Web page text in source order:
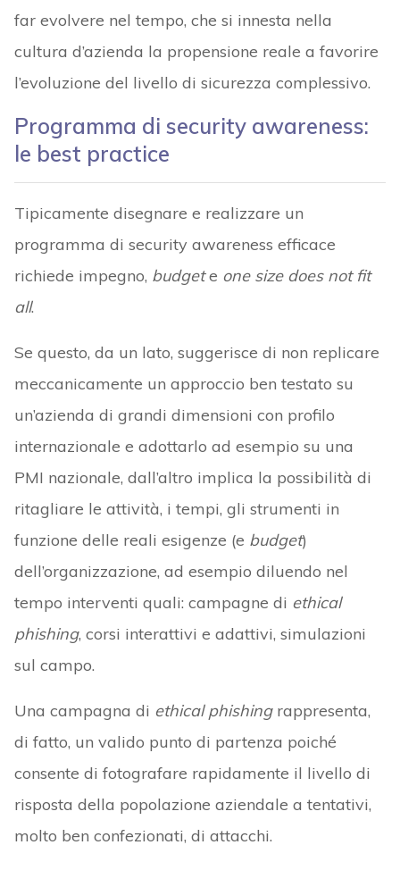
far evolvere nel tempo, che si innesta nella
cultura d’azienda la propensione reale a favorire
l’evoluzione del livello di sicurezza complessivo.
Programma di security awareness:
le best practice
Tipicamente disegnare e realizzare un
programma di security awareness efficace
richiede impegno, budgete one size does not fit
all.
Se questo, da un lato, suggerisce di non replicare
meccanicamente un approccio ben testato su
un’azienda di grandi dimensioni con profilo
internazionale e adottarlo ad esempio su una
PMI nazionale, dall’altro implica la possibilità di
ritagliare le attività, i tempi, gli strumenti in
funzione delle reali esigenze (e budget)
dell’organizzazione, ad esempio diluendo nel
tempo interventi quali: campagne di ethical
phishing, corsi interattivi e adattivi, simulazioni
sul campo.
Una campagna di ethical phishingrappresenta,
di fatto, un valido punto di partenza poiché
consente di fotografare rapidamente il livello di
risposta della popolazione aziendale a tentativi,
molto ben confezionati, di attacchi.